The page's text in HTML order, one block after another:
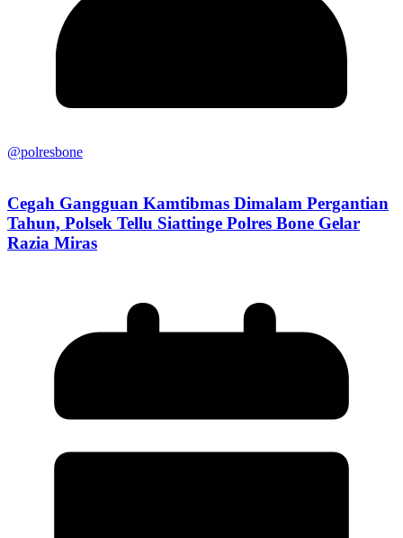
@polresbone
Cegah Gangguan Kamtibmas Dimalam Pergantian
Tahun, Polsek Tellu Siattinge Polres Bone Gelar
Razia Miras